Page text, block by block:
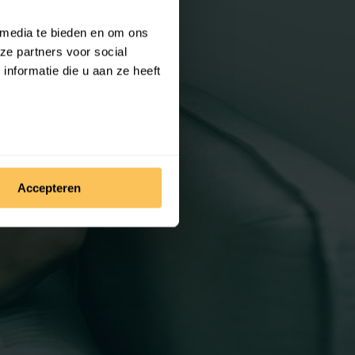
te bieden en om ons
partners voor social
die u aan ze heeft
Accepteren